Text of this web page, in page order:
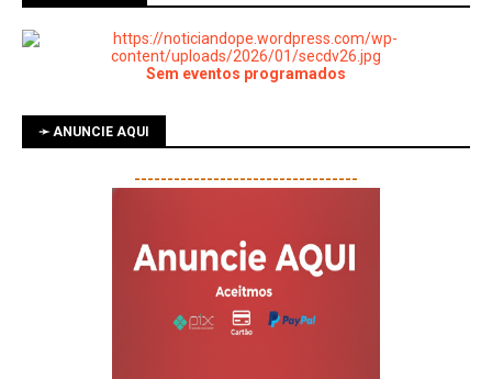
Sem eventos programados
➛ ANUNCIE AQUI
----------------------------------